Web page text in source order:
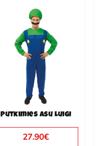
Putkimies asu Luigi
27.90€